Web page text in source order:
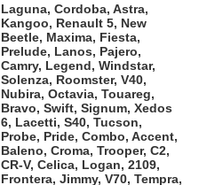
Laguna, Cordoba, Astra,
Kangoo, Renault 5, New
Beetle, Maxima, Fiesta,
Prelude, Lanos, Pajero,
Camry, Legend, Windstar,
Solenza, Roomster, V40,
Nubira, Octavia, Touareg,
Bravo, Swift, Signum, Xedos
6, Lacetti, S40, Tucson,
Probe, Pride, Combo, Accent,
Baleno, Croma, Trooper, C2,
CR-V, Celica, Logan, 2109,
Frontera, Jimmy, V70, Tempra,